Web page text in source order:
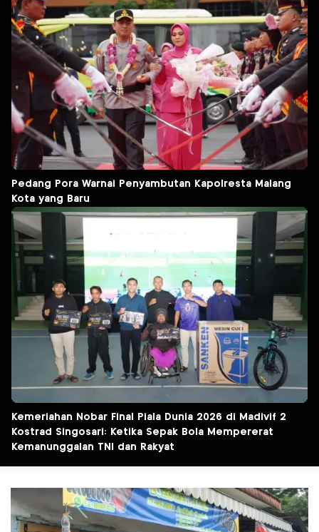
Pedang Pora Warnai Penyambutan Kapolresta Malang
Kota yang Baru
Kemeriahan Nobar Final Piala Dunia 2026 di Madivif 2
Kostrad Singosari: Ketika Sepak Bola Mempererat
Kemanunggalan TNI dan Rakyat